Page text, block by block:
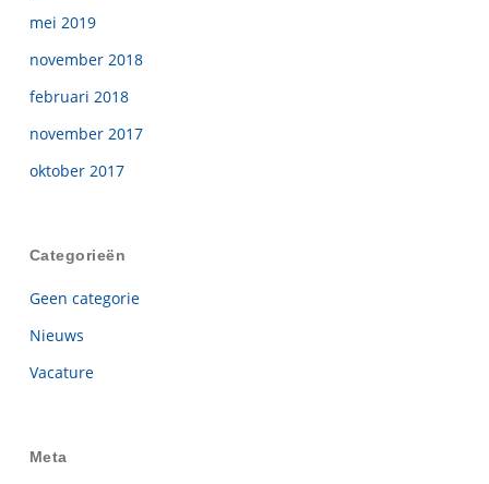
mei 2019
november 2018
februari 2018
november 2017
oktober 2017
Categorieën
Geen categorie
Nieuws
Vacature
Meta